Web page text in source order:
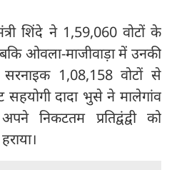
शिंदे ने 1,59,060 वोटों के
ओवला-माजीवाड़ा में उनकी
सरनाइक 1,08,158 वोटों से
दादा भुसे ने मालेगांव
निकटतम प्रतिद्वंद्वी को